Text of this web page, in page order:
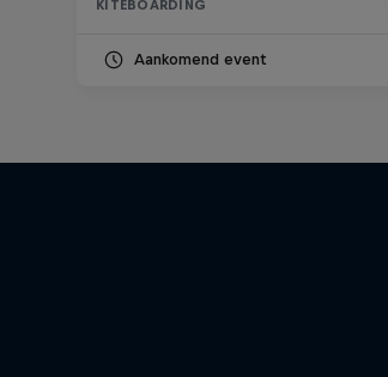
KITEBOARDING
Aankomend event